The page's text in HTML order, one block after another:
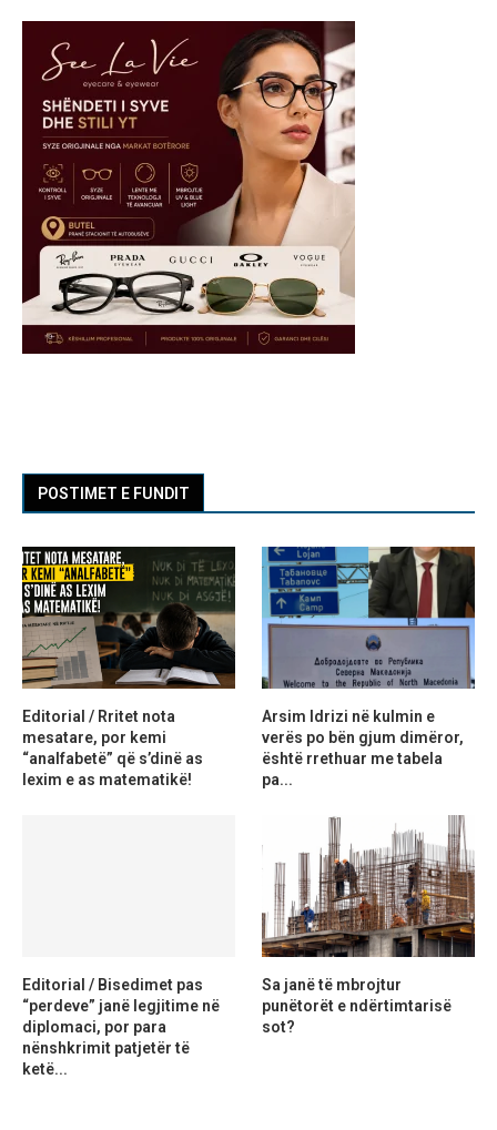
POSTIMET E FUNDIT
Editorial / Rritet nota
mesatare, por kemi
“analfabetë” që s’dinë as
lexim e as matematikë!
Arsim Idrizi në kulmin e
verës po bën gjum dimëror,
është rrethuar me tabela
pa...
Editorial / Bisedimet pas
“perdeve” janë legjitime në
diplomaci, por para
nënshkrimit patjetër të
ketë...
Sa janë të mbrojtur
punëtorët e ndërtimtarisë
sot?